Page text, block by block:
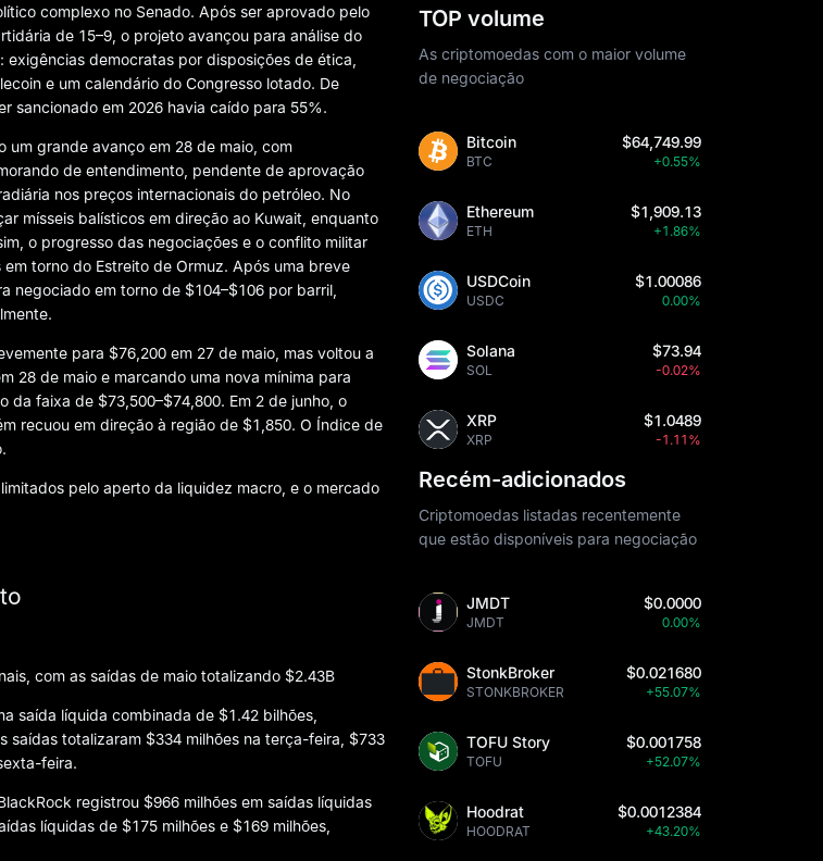
complexo no Senado. Após ser aprovado pelo
de 15–9, o projeto avançou para análise do
democratas por disposições de ética,
e um calendário do Congresso lotado. De
sancionado em 2026 havia caído para 55%.
um grande avanço em 28 de maio, com
de entendimento, pendente de aprovação
nos preços internacionais do petróleo. No
mísseis balísticos em direção ao Kuwait, enquanto
o progresso das negociações e o conflito militar
torno do Estreito de Ormuz. Após uma breve
negociado em torno de $104–$106 por barril,
para $76,200 em 27 de maio, mas voltou a
28 de maio e marcando uma nova mínima para
da faixa de $73,500–$74,800. Em 2 de junho, o
recuou em direção à região de $1,850. O Índice de
pelo aperto da liquidez macro, e o mercado
com as saídas de maio totalizando $2.43B
saída líquida combinada de $1.42 bilhões,
saídas totalizaram $334 milhões na terça-feira, $733
feira.
registrou $966 milhões em saídas líquidas
líquidas de $175 milhões e $169 milhões,
TOP volume
As criptomoedas com o maior volume
de negociação
Bitcoin
BTC
$64,749.99
+0.55%
Ethereum
ETH
$1,909.13
+1.86%
USDCoin
USDC
$1.00086
0.00%
Solana
SOL
$73.94
-0.02%
XRP
XRP
$1.0489
-1.11%
Recém-adicionados
Criptomoedas listadas recentemente
que estão disponíveis para negociação
JMDT
JMDT
$0.0000
0.00%
StonkBroker
STONKBROKER
$0.021680
+55.07%
TOFU Story
TOFU
$0.001758
+52.07%
Hoodrat
HOODRAT
$0.0012384
+43.20%